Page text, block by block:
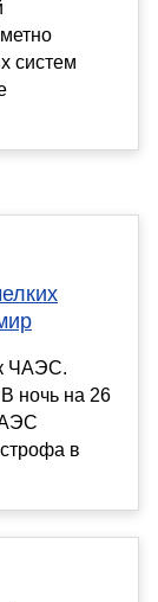
систем
ЧАЭС.
ночь на 26
АЭС
в